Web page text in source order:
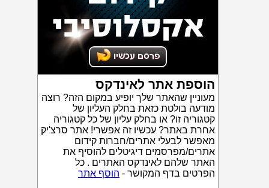
הוספת אתר לאינדקס
מעוניין שהאתר שלך יופיע במקום הזה? רוצה
מודעה בולטת כזאת בחלק העליון של
קטגוריה זו? או בחלק עליון של כל קטגוריה
אחרת באתר? עכשיו זה אפשרי! אתר סרצ'יק
מאפשר לבעלי אתרים/חברות קידום
אתרים/מפרסמים דיגיטלים להוסיף את
האתר שלהם לאינדקס האתרים . כל
הפרטים בדף המקושר - הוסף אתר